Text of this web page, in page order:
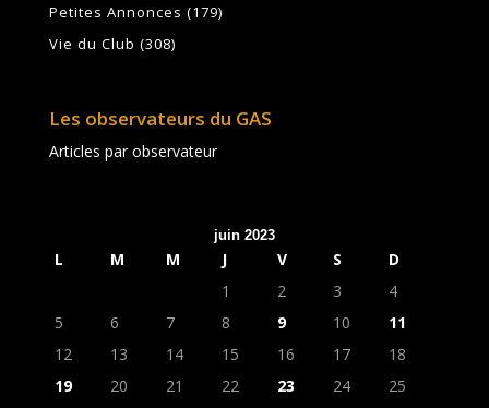
Petites Annonces (179)
Vie du Club (308)
Les observateurs du GAS
Articles par observateur
juin 2023
L M M J V S
D
1
2 3
4
5
6 7 8 9 10
11
12
13 14 15 16 17
18
19
20 21 22 23 24
25